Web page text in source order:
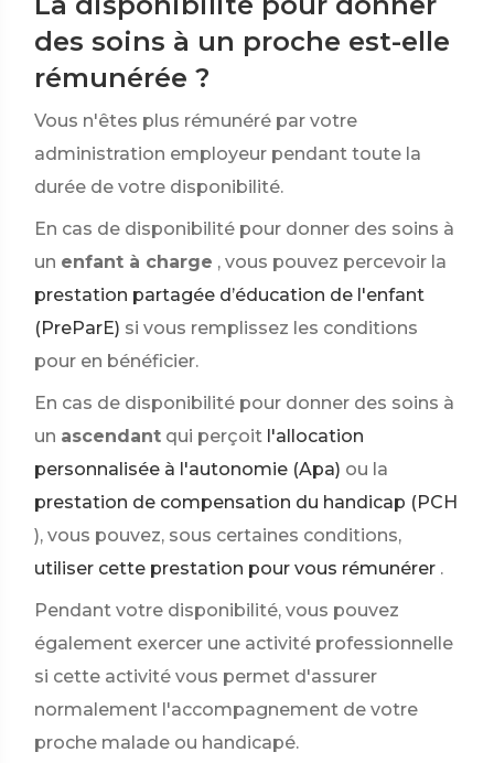
des soins à un proche est-elle
rémunérée ?
Vous n'êtes plus rémunéré par votre
administration employeur pendant toute la
durée de votre disponibilité.
En cas de disponibilité pour donner des soins à
un enfant à charge , vous pouvez percevoir la
prestation partagée d’éducation de l'enfant
(PreParE) si vous remplissez les conditions
pour en bénéficier.
En cas de disponibilité pour donner des soins à
un ascendant qui perçoit l'allocation
personnalisée à l'autonomie (Apa) ou la
prestation de compensation du handicap (PCH
), vous pouvez, sous certaines conditions,
utiliser cette prestation pour vous rémunérer .
Pendant votre disponibilité, vous pouvez
également exercer une activité professionnelle
si cette activité vous permet d'assurer
normalement l'accompagnement de votre
proche malade ou handicapé.